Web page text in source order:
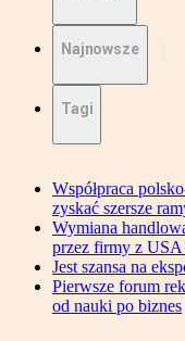
Najnowsze
Tagi
Współpraca
zyskać szersze
Wymiana
przez firmy z USA
Jest szansa na
Pierwsze forum
od nauki po biznes